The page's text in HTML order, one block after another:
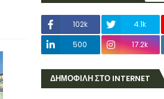
102k 4.1k
500
17.2k
ΔΗΜΟΦΙΛΗ ΣΤΟ INTERNET